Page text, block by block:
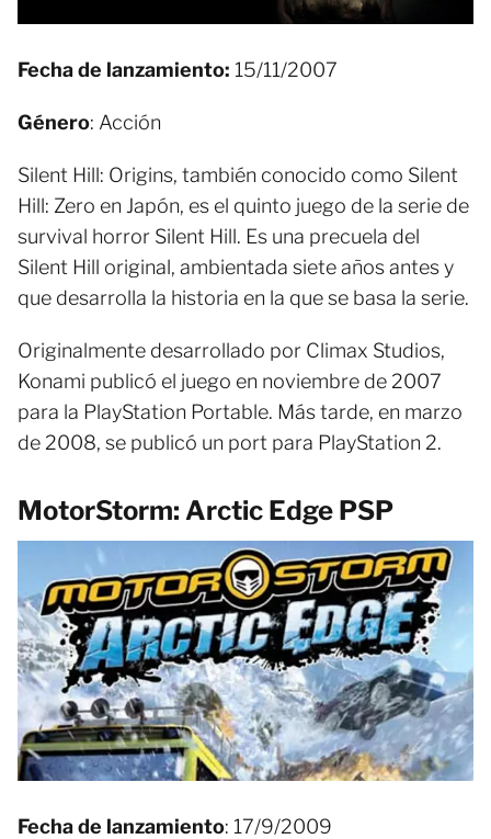
Fecha de lanzamiento: 15/11/2007
Género: Acción
Silent Hill: Origins, también conocido como Silent
Hill: Zero en Japón, es el quinto juego de la serie de
survival horror Silent Hill. Es una precuela del
Silent Hill original, ambientada siete años antes y
que desarrolla la historia en la que se basa la serie.
Originalmente desarrollado por Climax Studios,
Konami publicó el juego en noviembre de 2007
para la PlayStation Portable. Más tarde, en marzo
de 2008, se publicó un port para PlayStation 2.
MotorStorm: Arctic Edge PSP
Fecha de lanzamiento: 17/9/2009